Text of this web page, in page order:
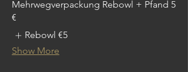
Mehrwegverpackung Rebowl + Pfand 5
€
Rebowl €5
Show More